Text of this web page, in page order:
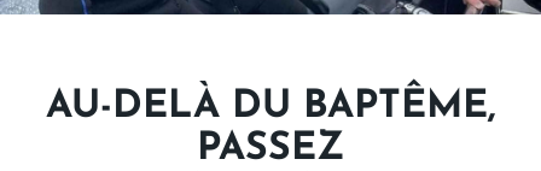
AU-DELÀ DU BAPTÊME,
PASSEZ